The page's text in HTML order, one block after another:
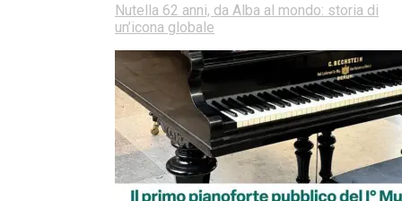
Nutella 62 anni, da Alba al mondo: storia di
un’icona globale